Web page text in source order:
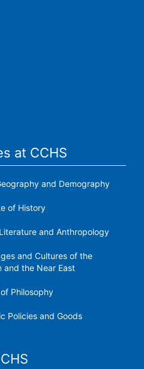
at CCHS
and Demography
of History
and Anthropology
​​and Cultures of the
and the Near East
Philosophy
Policies and Goods